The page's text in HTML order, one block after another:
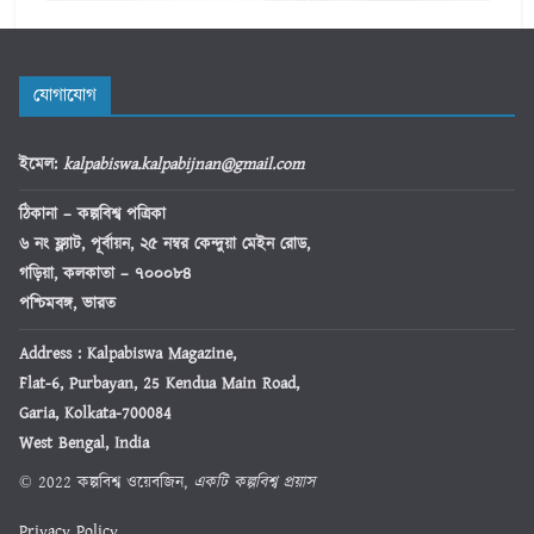
যোগাযোগ
ইমেল: kalpabiswa.kalpabijnan@gmail.com
ঠিকানা– কল্পবিশ্ব পত্রিকা
৬ নং ফ্ল্যাট, পূর্বায়ন, ২৫ নম্বর কেন্দুয়া মেইন রোড,
গড়িয়া, কলকাতা – ৭০০০৮৪
পশ্চিমবঙ্গ, ভারত
Address : Kalpabiswa Magazine,
Flat-6, Purbayan, 25 Kendua Main Road,
Garia, Kolkata-700084
West Bengal, India
© 2022 কল্পবিশ্ব ওয়েবজিন, একটি কল্পবিশ্ব প্রয়াস